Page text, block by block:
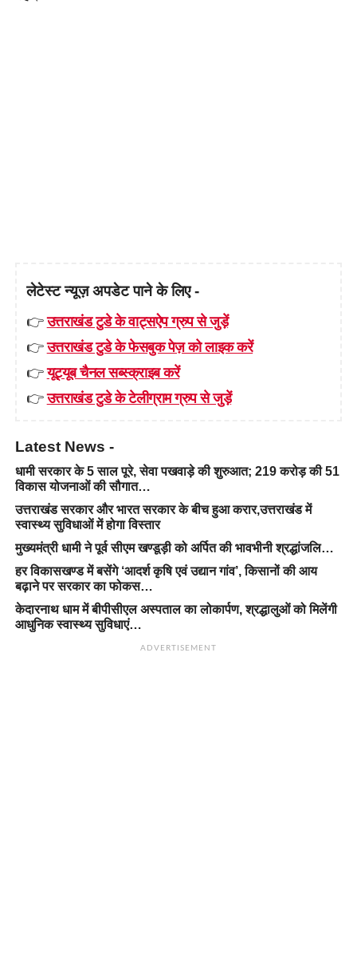
लेटेस्ट न्यूज़ अपडेट पाने के लिए -
👉उत्तराखंड टुडे के वाट्सऐप ग्रुप से जुड़ें
👉उत्तराखंड टुडे के फेसबुक पेज़ को लाइक करें
👉यूट्यूब चैनल सब्स्क्राइब करें
👉उत्तराखंड टुडे के टेलीग्राम ग्रुप से जुड़ें
Latest News -
धामी सरकार के 5 साल पूरे, सेवा पखवाड़े की शुरुआत; 219 करोड़ की 51
विकास योजनाओं की सौगात…
उत्तराखंड सरकार और भारत सरकार के बीच हुआ करार,उत्तराखंड में
स्वास्थ्य सुविधाओं में होगा विस्तार
मुख्यमंत्री धामी ने पूर्व सीएम खण्डूड़ी को अर्पित की भावभीनी श्रद्धांजलि…
हर विकासखण्ड में बसेंगे ‘आदर्श कृषि एवं उद्यान गांव’, किसानों की आय
बढ़ाने पर सरकार का फोकस…
केदारनाथ धाम में बीपीसीएल अस्पताल का लोकार्पण, श्रद्धालुओं को मिलेंगी
आधुनिक स्वास्थ्य सुविधाएं…
ADVERTISEMENT